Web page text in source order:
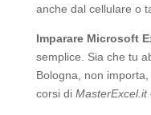
anche dal cellulare o
Imparare Microsoft
semplice. Sia che tu
Bologna, non
corsi di MasterExcel.it